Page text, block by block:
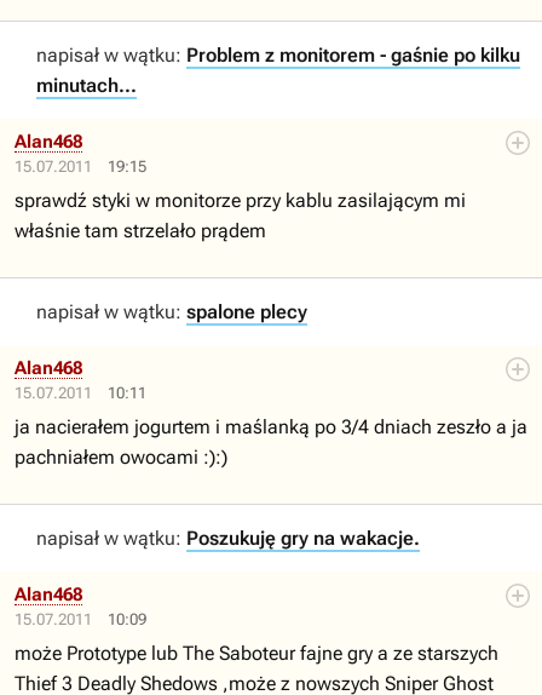
napisał w wątku: Problem z monitorem - gaśnie po kilku
minutach...
15.07.2011 19:15
Alan468
sprawdź styki w monitorze przy kablu zasilającym mi
właśnie tam strzelało prądem
napisał w wątku: spalone plecy
15.07.2011 10:11
Alan468
ja nacierałem jogurtem i maślanką po 3/4 dniach zeszło a ja
pachniałem owocami :):)
napisał w wątku: Poszukuję gry na wakacje.
15.07.2011 10:09
Alan468
może Prototype lub The Saboteur fajne gry a ze starszych
Thief 3 Deadly Shedows ,może z nowszych Sniper Ghost